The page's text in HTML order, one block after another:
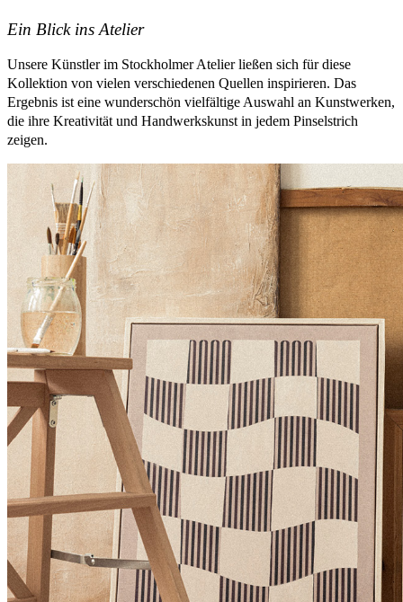
Ein Blick ins Atelier
Unsere Künstler im Stockholmer Atelier ließen sich für diese
Kollektion von vielen verschiedenen Quellen inspirieren. Das
Ergebnis ist eine wunderschön vielfältige Auswahl an Kunstwerken,
die ihre Kreativität und Handwerkskunst in jedem Pinselstrich
zeigen.